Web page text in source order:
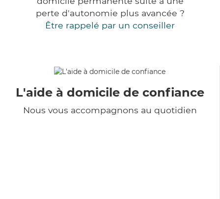
perte d'autonomie plus avancée ?
Être rappelé par un conseiller
L'aide à domicile de confiance
Nous vous accompagnons au quotidien